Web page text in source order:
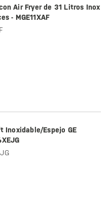
Air Fryer de 31 Litros Inox
- MGE11XAF
Inoxidable/Espejo GE